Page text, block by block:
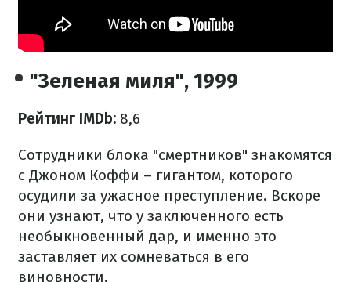
"Зеленая миля", 1999
Рейтинг IMDb: 8,6
Сотрудники блока "смертников" знакомятся
с Джоном Коффи – гигантом, которого
осудили за ужасное преступление. Вскоре
они узнают, что у заключенного есть
необыкновенный дар, и именно это
заставляет их сомневаться в его
виновности.